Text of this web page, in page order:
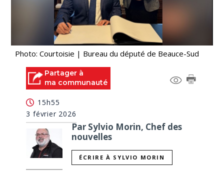
Photo: Courtoisie | Bureau du député de Beauce-Sud
Partager à
ma communauté
15h55
3 février 2026
Par Sylvio Morin, Chef des
nouvelles
ÉCRIRE À SYLVIO MORIN